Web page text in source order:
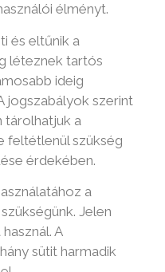
élményt.
és eltűnik a
léteznek tartós
ideig
jogszabályok szerint
tárolhatjuk a
feltétlenül szükség
érdekében.
a
Jelen
A
sütit harmadik